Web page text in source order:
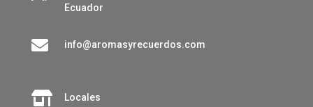
Ecuador
 info@aromasyrecuerdos.com
 Locales